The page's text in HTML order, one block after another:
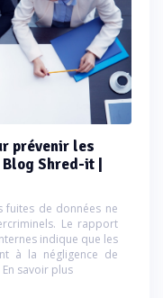
prévenir les
Shred-it |
fuites de données ne
Le rapport
indique que les
à la négligence de
savoir plus